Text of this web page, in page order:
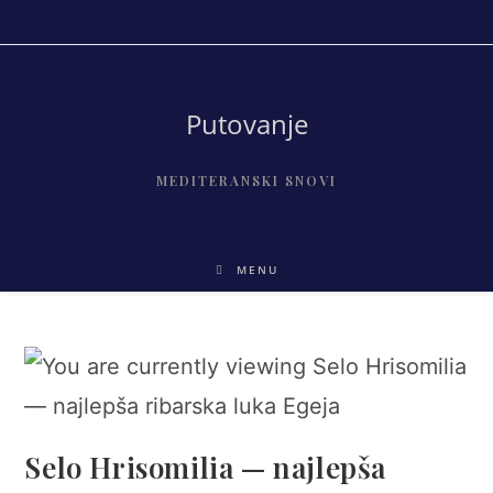
to
Putovanje
MEDITERANSKI SNOVI
MENU
Selo Hrisomilia — najlepša